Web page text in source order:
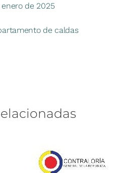
enero de 2025
de caldas